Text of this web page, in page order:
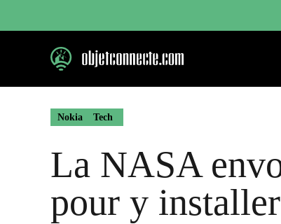
Nokia Tech
La NASA
pour y